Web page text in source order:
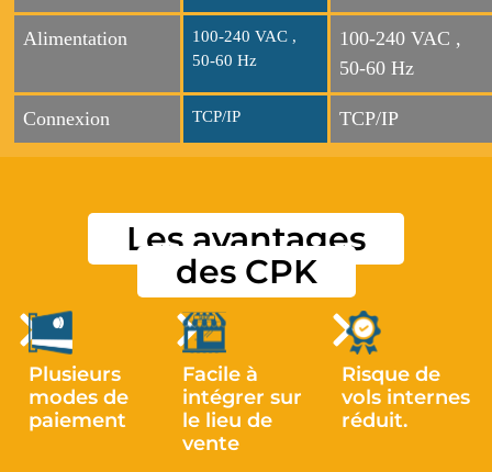
Alimentation
100-240 VAC ,
50-60 Hz
100-240 VAC ,
50-60 Hz
Connexion TCP/IP TCP/IP
Les avantages
des CPK
Plusieurs
modes de
paiement
Facile à
intégrer sur
le lieu de
vente
Risque de
vols internes
réduit.